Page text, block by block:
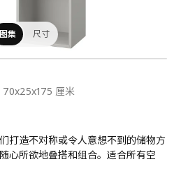
图集 尺寸
70x25x175 厘米
打造不对称或令人意想不到的储物方
心所欲地叠搭和组合。适合所有空